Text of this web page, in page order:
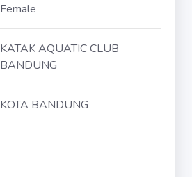
Female
KATAK AQUATIC CLUB
BANDUNG
KOTA BANDUNG